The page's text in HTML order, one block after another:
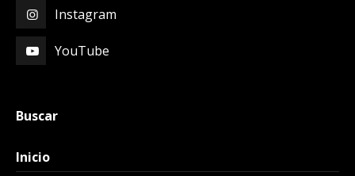
Instagram
YouTube
Buscar
Inicio